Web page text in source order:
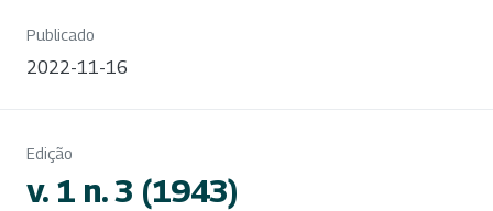
Publicado
2022-11-16
Edição
v. 1 n. 3 (1943)